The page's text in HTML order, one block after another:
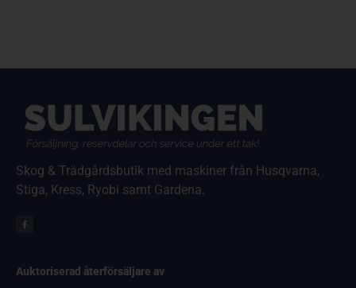
Skog & Trädgårdsbutik med maskiner från Husqvarna,
Stiga, Kress, Ryobi samt Gardena.
Auktoriserad återförsäljare av